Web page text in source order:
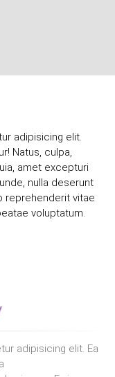
adipisicing elit.
Natus, culpa,
amet excepturi
nulla deserunt
reprehenderit vitae
voluptatum.
adipisicing elit. Ea